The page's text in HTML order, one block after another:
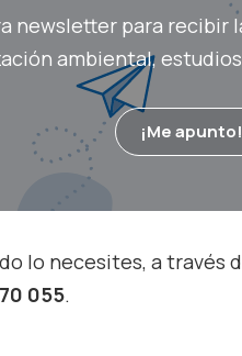
newsletter para recibir
ambiental,
¡Me apunto!
lo necesites, a
055.